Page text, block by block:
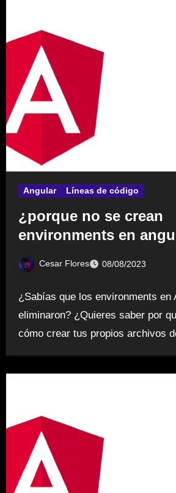
Angular Líneas de código
¿porque no se crean
environments en
Cesar Flores 08/08/2023
¿Sabías que los environments en
eliminaron? ¿Quieres saber por
cómo crear tus propios archivos